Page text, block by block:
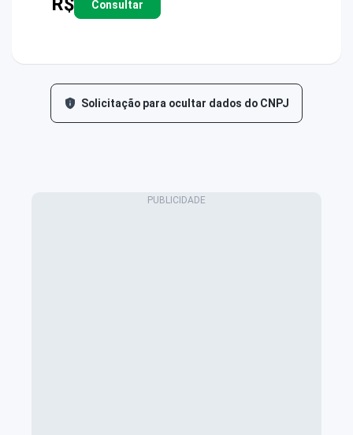
Consultar
Solicitação para ocultar dados do CNPJ